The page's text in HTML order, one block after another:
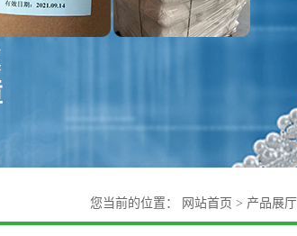
您当前的位置： 网站首页 > 产品展厅